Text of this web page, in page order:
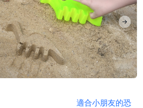
適合小朋友的恐